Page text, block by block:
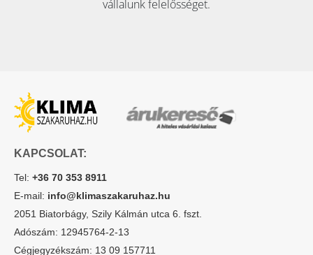
vállalunk felelősséget.
KAPCSOLAT:
Tel: +36 70 353 8911
E-mail: info@klimaszakaruhaz.hu
2051 Biatorbágy, Szily Kálmán utca 6. fszt.
Adószám: 12945764-2-13
Cégjegyzékszám: 13 09 157711